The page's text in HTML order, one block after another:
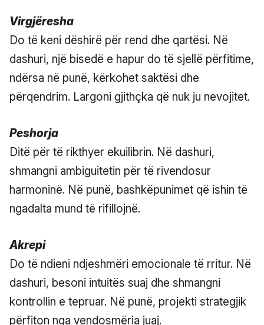
Virgjëresha
Do të keni dëshirë për rend dhe qartësi. Në
dashuri, një bisedë e hapur do të sjellë përfitime,
ndërsa në punë, kërkohet saktësi dhe
përqendrim. Largoni gjithçka që nuk ju nevojitet.
Peshorja
Ditë për të rikthyer ekuilibrin. Në dashuri,
shmangni ambiguitetin për të rivendosur
harmoninë. Në punë, bashkëpunimet që ishin të
ngadalta mund të rifillojnë.
Akrepi
Do të ndieni ndjeshmëri emocionale të rritur. Në
dashuri, besoni intuitës suaj dhe shmangni
kontrollin e tepruar. Në punë, projekti strategjik
përfiton nga vendosmëria juaj.